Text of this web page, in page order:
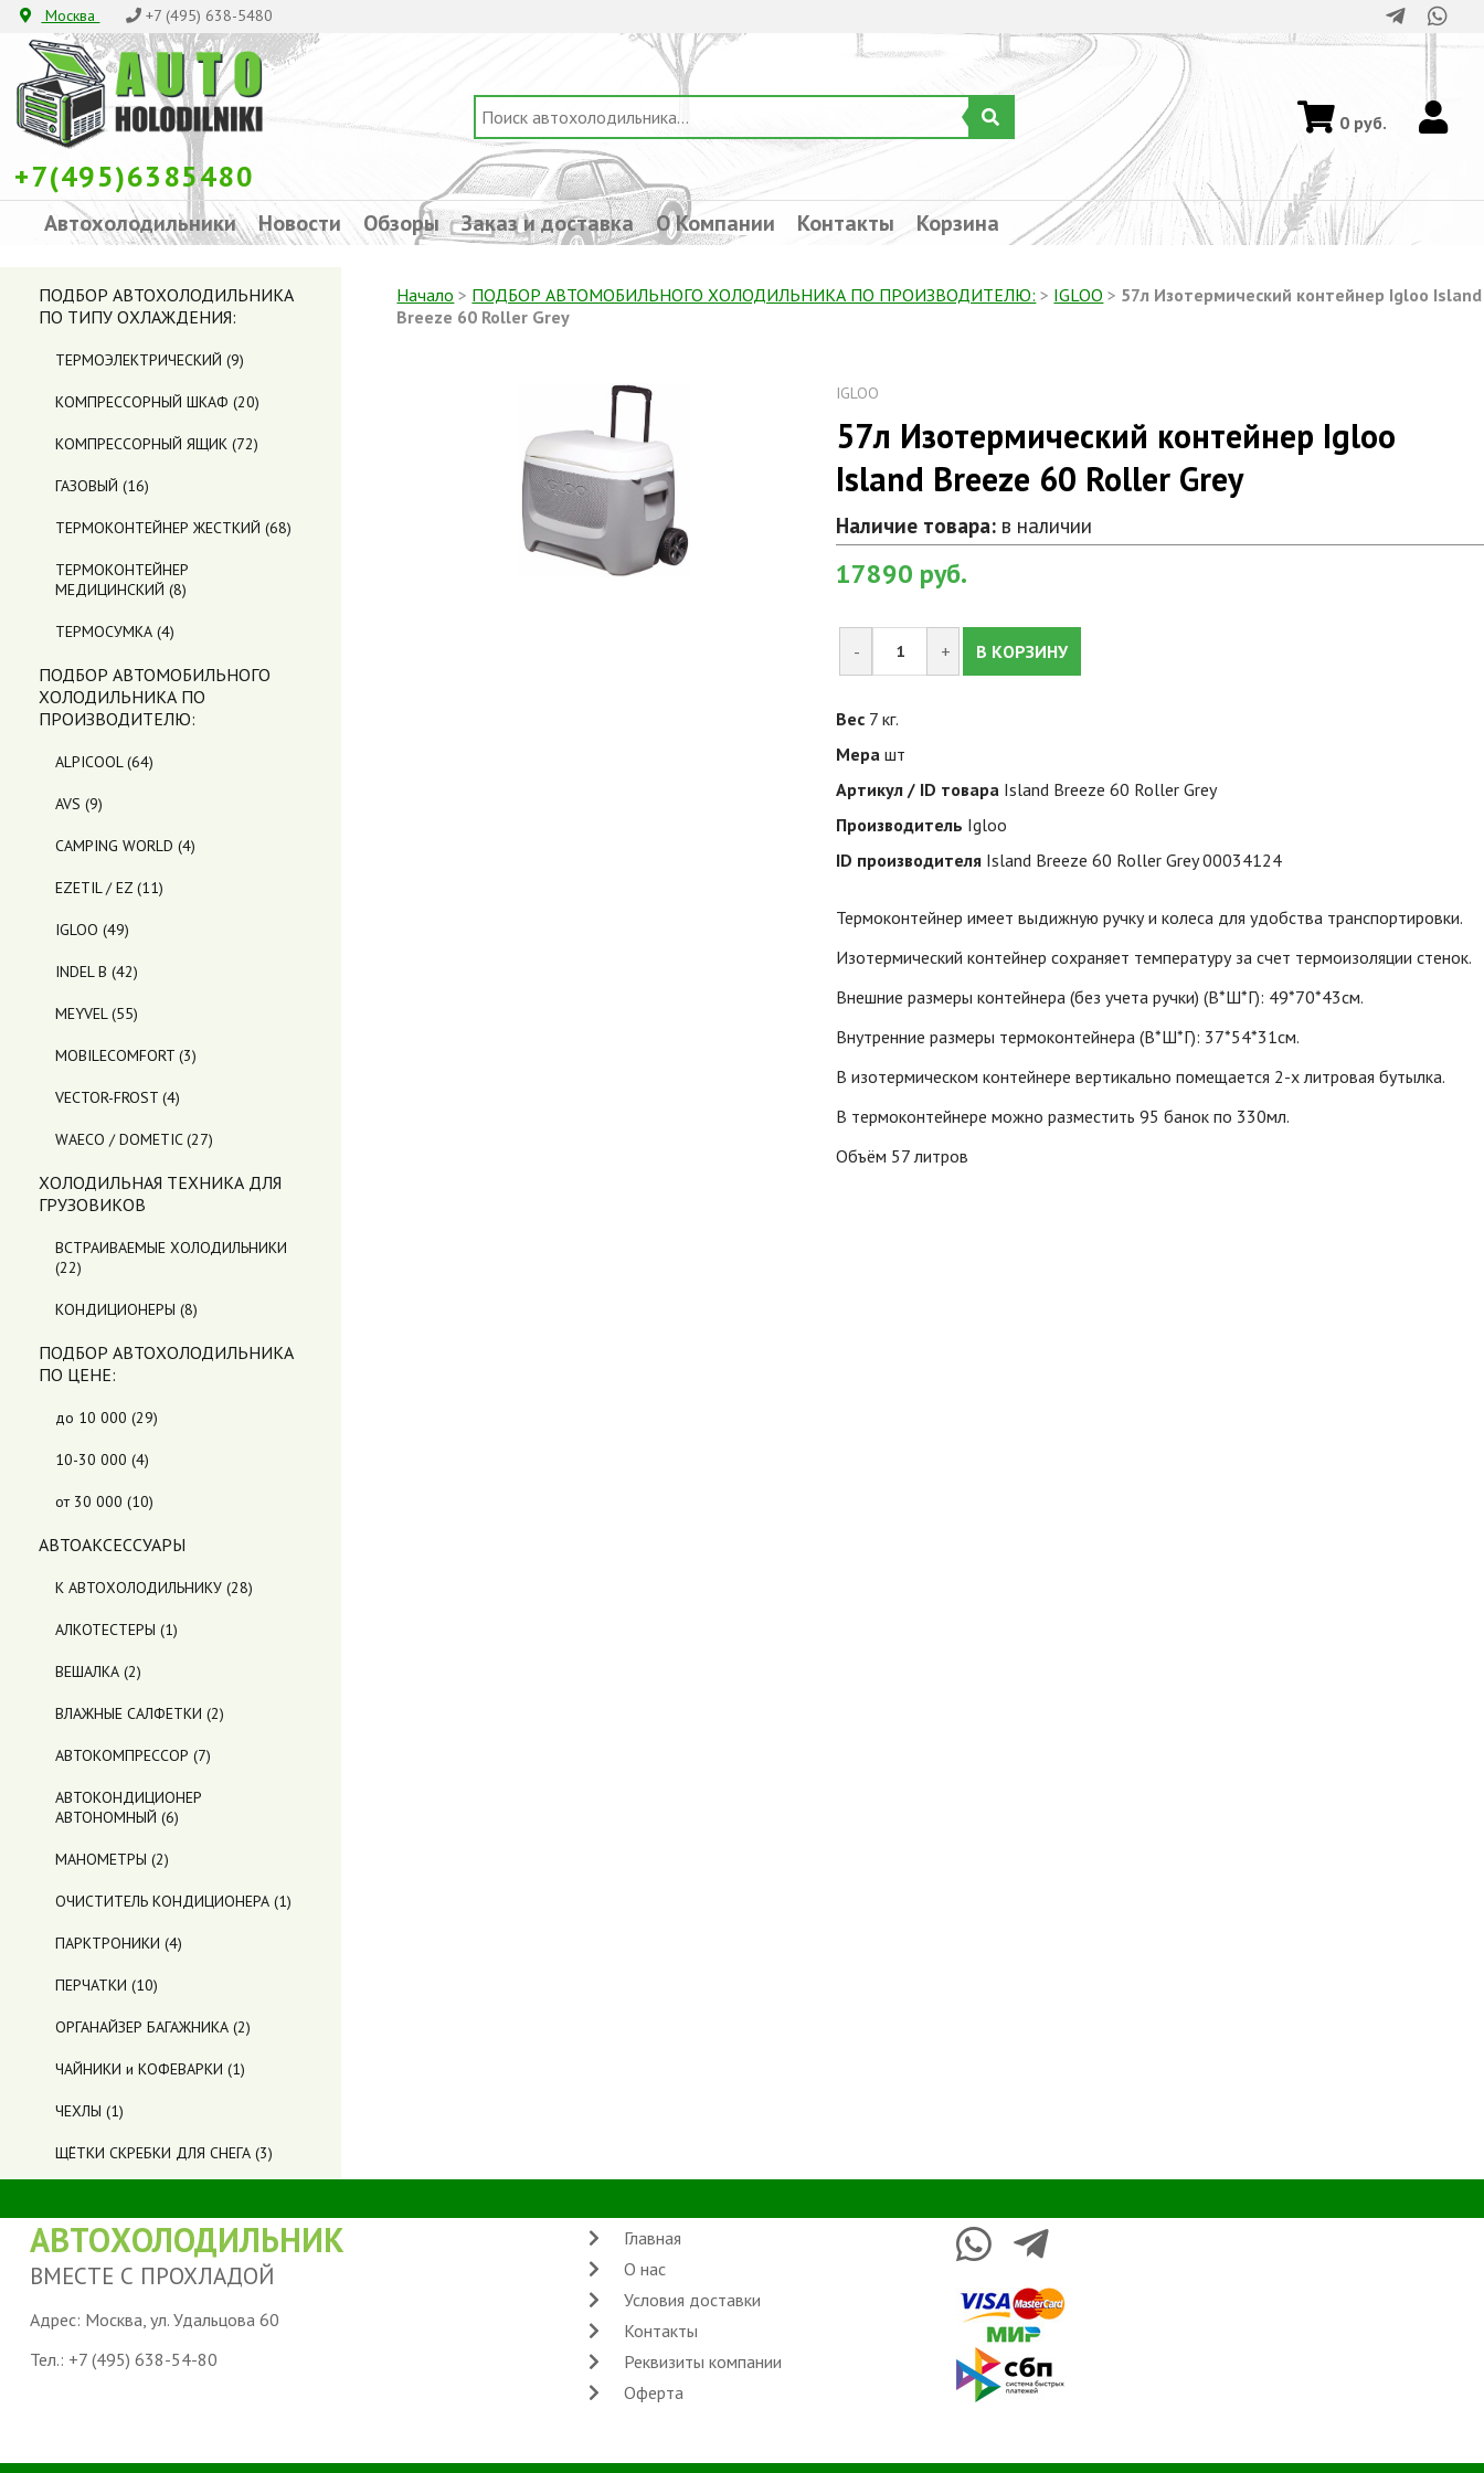
Москва +7 (495) 638-5480
+7(495)6385480
0руб.
Автохолодильники Новости Обзоры Заказ и доставка О Компании Контакты Корзина
ПОДБОР АВТОХОЛОДИЛЬНИКА
ПО ТИПУ ОХЛАЖДЕНИЯ:
ТЕРМОЭЛЕКТРИЧЕСКИЙ (9)
КОМПРЕССОРНЫЙ ШКАФ (20)
КОМПРЕССОРНЫЙ ЯЩИК (72)
ГАЗОВЫЙ (16)
ТЕРМОКОНТЕЙНЕР ЖЕСТКИЙ (68)
ТЕРМОКОНТЕЙНЕР
МЕДИЦИНСКИЙ (8)
ТЕРМОСУМКА (4)
ПОДБОР АВТОМОБИЛЬНОГО
ХОЛОДИЛЬНИКА ПO
ПРОИЗВОДИТЕЛЮ:
ALPICOOL(64)
AVS (9)
CAMPING WORLD (4)
EZETIL / EZ (11)
IGLOO (49)
INDEL B (42)
MEYVEL(55)
MOBILECOMFORT (3)
VECTOR-FROST (4)
WAECO / DOMETIC(27)
ХОЛОДИЛЬНАЯ ТЕХНИКА ДЛЯ
ГРУЗОВИКОВ
ВСТРАИВАЕМЫЕ ХОЛОДИЛЬНИКИ
(22)
КОНДИЦИОНЕРЫ (8)
ПОДБОР АВТОХОЛОДИЛЬНИКА
ПO ЦЕНЕ:
до 10 000 (29)
10-30 000 (4)
от 30 000 (10)
АВТОАКСЕССУАРЫ
К АВТОХОЛОДИЛЬНИКУ (28)
АЛКОТЕСТЕРЫ (1)
ВЕШАЛКА (2)
ВЛАЖНЫЕ САЛФЕТКИ (2)
АВТОКОМПРЕССОР (7)
АВТОКОНДИЦИОНЕР
АВТОНОМНЫЙ (6)
МАНОМЕТРЫ (2)
ОЧИСТИТЕЛЬ КОНДИЦИОНЕРА (1)
ПАРКТРОНИКИ (4)
ПЕРЧАТКИ (10)
ОРГАНАЙЗЕР БАГАЖНИКА (2)
ЧАЙНИКИ и КОФЕВАРКИ (1)
ЧЕХЛЫ (1)
ЩЁТКИ СКРЕБКИ ДЛЯ СНЕГА (3)
Начало > ПОДБОР АВТОМОБИЛЬНОГО ХОЛОДИЛЬНИКА ПO ПРОИЗВОДИТЕЛЮ: > IGLOO > 57л Изотермический контейнер Igloo Island
Breeze 60 Roller Grey
IGLOO
57л Изотермический контейнер Igloo
Island Breeze 60 Roller Grey
Наличие товара: в наличии
17890 руб.
- + В КОРЗИНУ
Вес 7 кг.
Мера шт
Артикул / ID товара Island Breeze 60 Roller Grey
Производитель Igloo
ID производителя Island Breeze 60 Roller Grey 00034124
Термоконтейнер имеет выдижную ручку и колеса для удобства транспортировки.
Изотермический контейнер сохраняет температуру за счет термоизоляции стенок.
Внешние размеры контейнера (без учета ручки) (В*Ш*Г): 49*70*43см.
Внутренние размеры термоконтейнера (В*Ш*Г): 37*54*31см.
В изотермическом контейнере вертикально помещается 2-х литровая бутылка.
В термоконтейнере можно разместить 95 банок по 330мл.
Объём 57 литров
АВТОХОЛОДИЛЬНИК
ВМЕСТЕ С ПРОХЛАДОЙ
Адрес: Москва, ул. Удальцова 60
Тел.: +7 (495) 638-54-80
Главная
О нас
Условия доставки
Контакты
Реквизиты компании
Оферта